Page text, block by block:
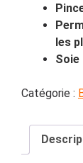
les
Soie
Catégorie :